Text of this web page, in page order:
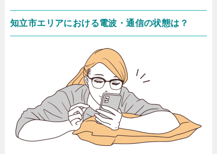
知立市エリアにおける電波・通信の状態は？